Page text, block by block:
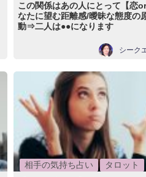
この関係はあの人にとって【恋
なたに望む距離感/曖昧な態度の
動⇒二人は●●になります
シーク
相手の気持ち占い
タロット